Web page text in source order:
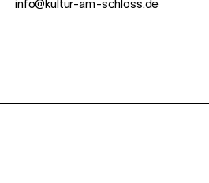
info@kultur-am-schloss.de